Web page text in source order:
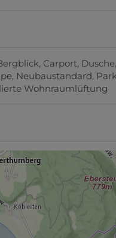
Carport Dusche
Neubaustandard
Wohnraumlüftung